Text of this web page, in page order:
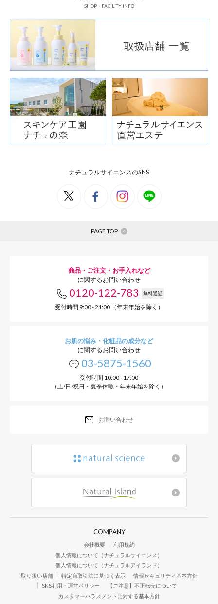
お粥にのせて手
◎材料(茶碗約1杯分)
おかゆ
ベビポタじゃがいも
ベビポタとうもろこし
お水
◎作り方
お子さまの離乳食の進み具合に合わせたおかゆ
4. ベビポタにんじんをにんじんの形におかゆにのせ
5. 小さく切ったブロッコリーをにんじんの葉っぱ
ベビポタとうもろこしを三角になるようおかゆ
形になるよう２つに分けてのせたら、できあがり
SHOP・FACILITY INFO
ナチュラルサイエンスのSNS
PAGE TOP
商品・ご注文・お手入れなど
に関するお問い合わせ
0120-122-783 無料通話
受付時間 9:00 - 21:00 （年末年始を除く）
お肌の悩み・化粧品の成分など
に関するお問い合わせ
03-5875-1560
受付時間 10:00 - 17:00
（土/日/祝日・夏季休暇・年末年始を除く）
お問い合わせ
COMPANY
会社概要
利用規約
個人情報について（ナチュラルサイエンス）
個人情報について（ナチュラルアイランド）
取り扱い店舗
特定商取引法に基づく表示
情報セキュリティ基本方針
SNS利用・運営ポリシー
【ご注意】不正転売について
カスタマーハラスメントに対する基本方針